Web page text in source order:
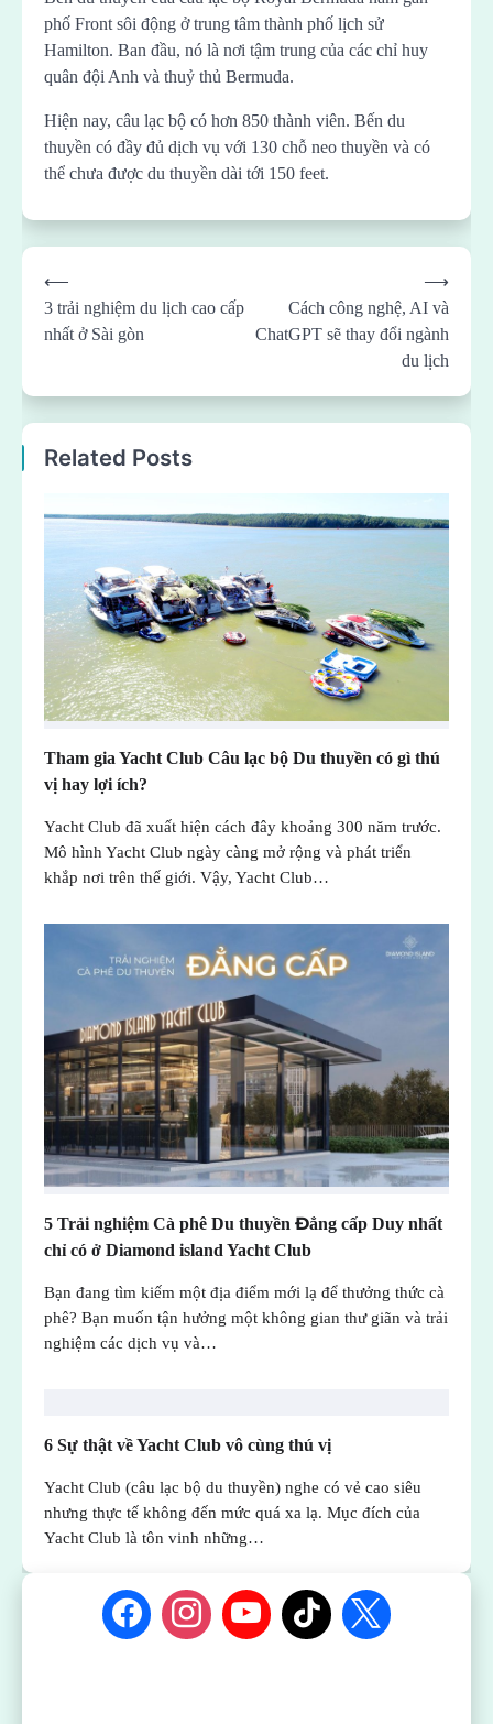
phố Front sôi động ở trung tâm thành phố lịch sử
Hamilton. Ban đầu, nó là nơi tậm trung của các chỉ huy
quân đội Anh và thuỷ thủ Bermuda.
Hiện nay, câu lạc bộ có hơn 850 thành viên. Bến du
thuyền có đầy đủ dịch vụ với 130 chỗ neo thuyền và có
thể chưa được du thuyền dài tới 150 feet.
Post
navigation
⟵
3 trải nghiệm du lịch cao cấp
nhất ở Sài gòn
Cách công nghệ, AI và
ChatGPT sẽ thay đổi ngành
du lịch
⟶
Related Posts
Tham gia Yacht Club Câu lạc bộ Du thuyền có gì thú
vị hay lợi ích?
Yacht Club đã xuất hiện cách đây khoảng 300 năm trước.
Mô hình Yacht Club ngày càng mở rộng và phát triển
khắp nơi trên thế giới. Vậy, Yacht Club…
5 Trải nghiệm Cà phê Du thuyền Đẳng cấp Duy nhất
chỉ có ở Diamond island Yacht Club
Bạn đang tìm kiếm một địa điểm mới lạ để thưởng thức cà
phê? Bạn muốn tận hưởng một không gian thư giãn và trải
nghiệm các dịch vụ và…
6 Sự thật về Yacht Club vô cùng thú vị
Yacht Club (câu lạc bộ du thuyền) nghe có vẻ cao siêu
nhưng thực tế không đến mức quá xa lạ. Mục đích của
Yacht Club là tôn vinh những…